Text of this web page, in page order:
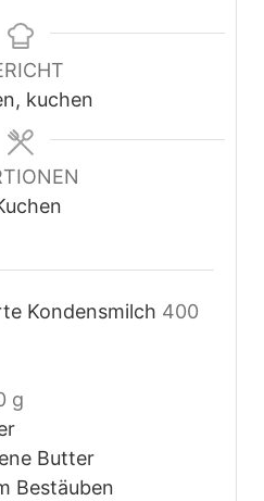
kuchen
Kondensmilch 400
g
Butter
Bestäuben